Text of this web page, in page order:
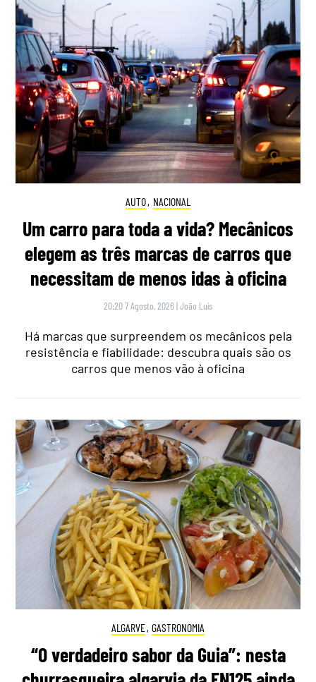
AUTO, NACIONAL
Um carro para toda a vida? Mecânicos
elegem as três marcas de carros que
necessitam de menos idas à oficina
20:20 7 Agosto, 2026 |João Luís
Há marcas que surpreendem os mecânicos pela
resistência e fiabilidade: descubra quais são os
carros que menos vão à oficina
ALGARVE, GASTRONOMIA
“O verdadeiro sabor da Guia”: nesta